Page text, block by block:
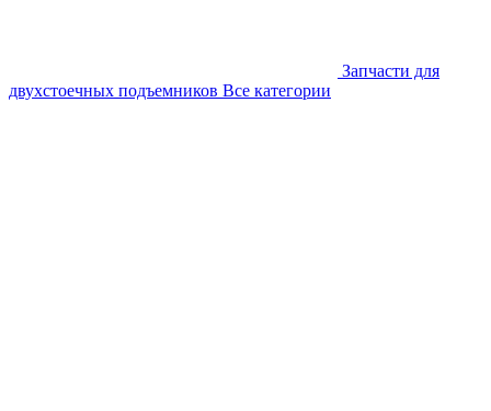
Запчасти для
двухстоечных подъемников Все категории